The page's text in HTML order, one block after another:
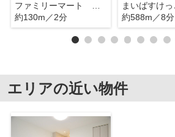
ファミリーマート 音羽一丁目店
約130m／2分
約588m／8分
エリアの近い物件